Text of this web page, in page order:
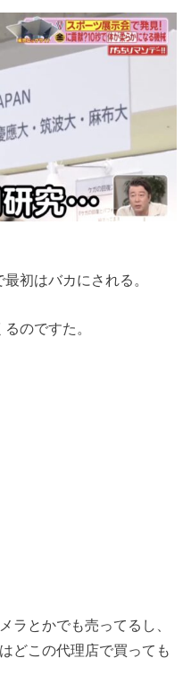
初はバカにされる。
のですた。
ラとかでも売ってるし、
どこの代理店で買っても